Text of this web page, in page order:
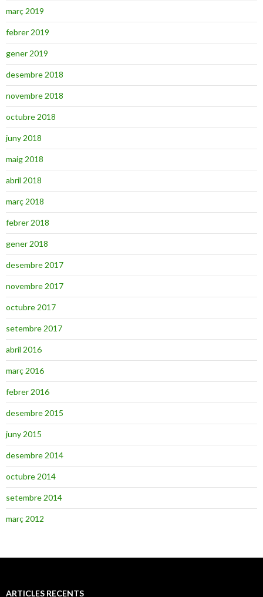
març 2019
febrer 2019
gener 2019
desembre 2018
novembre 2018
octubre 2018
juny 2018
maig 2018
abril 2018
març 2018
febrer 2018
gener 2018
desembre 2017
novembre 2017
octubre 2017
setembre 2017
abril 2016
març 2016
febrer 2016
desembre 2015
juny 2015
desembre 2014
octubre 2014
setembre 2014
març 2012
ARTICLES RECENTS